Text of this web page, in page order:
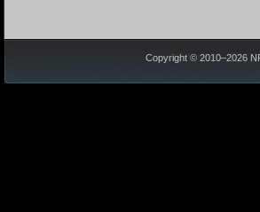
Copyright © 2010–2026